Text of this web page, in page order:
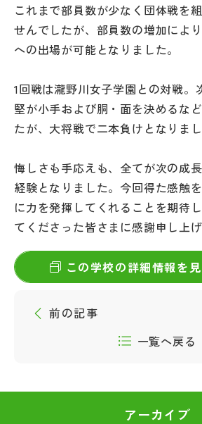
その他
個人情報保護方針
サイトマップ
運営会社
これまで部員数が少なく団体戦を
せんでしたが、部員数の増加によ
への出場が可能となりました。
1回戦は瀧野川女子学園との対戦。
堅が小手および胴・面を決めるな
たが、大将戦で二本負けとなりまし
悔しさも手応えも、全てが次の成
経験となりました。今回得た感触
に力を発揮してくれることを期待
てくださった皆さまに感謝申し上げ
この学校の詳細情報を
前の記事
一覧へ戻る
アーカイブ